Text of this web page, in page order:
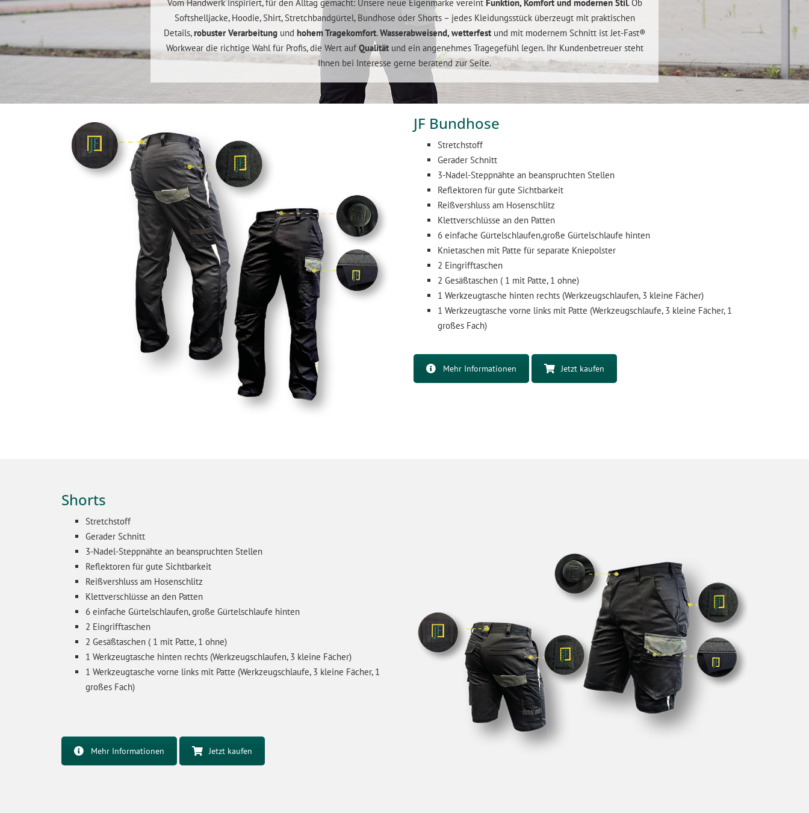
Vom Handwerk inspiriert, für den Alltag gemacht: Unsere neue Eigenmarke vereint Funktion, Komfort und modernen Stil. Ob
Softshelljacke, Hoodie, Shirt, Stretchbandgürtel, Bundhose oder Shorts – jedes Kleidungsstück überzeugt mit praktischen
Details,robuster Verarbeitungund hohem Tragekomfort.Wasserabweisend, wetterfestund mit modernem Schnitt ist Jet-Fast®
Workwear die richtige Wahl für Profis, die Wert auf Qualitätund ein angenehmes Tragegefühl legen. Ihr Kundenbetreuer steht
Ihnen bei Interesse gerne beratend zur Seite.
JF Bundhose
Stretchstoff
Gerader Schnitt
3-Nadel-Steppnähte an beanspruchten Stellen
Reflektoren für gute Sichtbarkeit
Reißvershluss am Hosenschlitz
Klettverschlüsse an den Patten
6 einfache Gürtelschlaufen,große Gürtelschlaufe hinten
Knietaschen mit Patte für separate Kniepolster
2 Eingrifftaschen
2 Gesäßtaschen ( 1 mit Patte, 1 ohne)
1 Werkzeugtasche hinten rechts (Werkzeugschlaufen, 3 kleine Fächer)
1 Werkzeugtasche vorne links mit Patte (Werkzeugschlaufe, 3 kleine Fächer, 1
großes Fach)
Mehr Informationen Jetzt kaufen
Shorts
Stretchstoff
Gerader Schnitt
3-Nadel-Steppnähte an beanspruchten Stellen
Reflektoren für gute Sichtbarkeit
Reißvershluss am Hosenschlitz
Klettverschlüsse an den Patten
6 einfache Gürtelschlaufen, große Gürtelschlaufe hinten
2 Eingrifftaschen
2 Gesäßtaschen ( 1 mit Patte, 1 ohne)
1 Werkzeugtasche hinten rechts (Werkzeugschlaufen, 3 kleine Fächer)
1 Werkzeugtasche vorne links mit Patte (Werkzeugschlaufe, 3 kleine Fächer, 1
großes Fach)
Mehr Informationen Jetzt kaufen